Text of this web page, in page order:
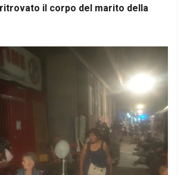
il corpo del marito della